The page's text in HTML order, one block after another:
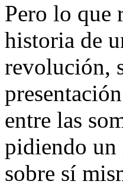
Pero lo que
historia de
revolución,
entre las
pidiendo un
sobre sí